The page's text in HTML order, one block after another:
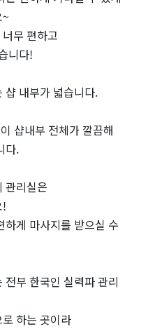
무 편하고
니다!
샵 내부가 넓습니다.
샵내부 전체가 깔끔해
다.
관리실은
!
게 마사지를 받으실 수
부 한국인 실력파 관리
하는 곳이라